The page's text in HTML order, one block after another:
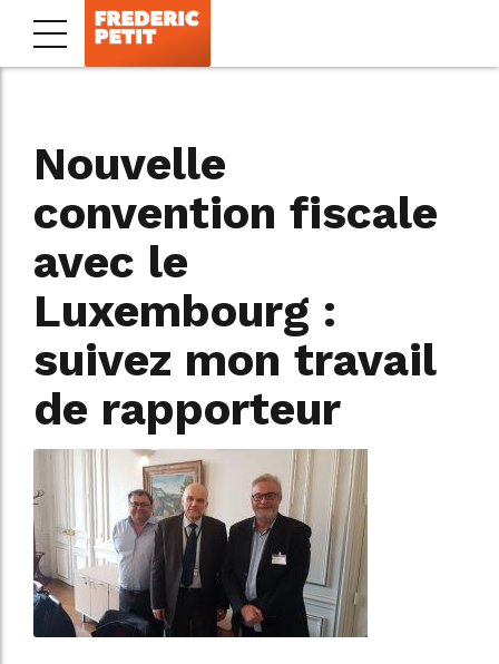
Nouvelle
convention fiscale
avec le
Luxembourg :
suivez mon travail
de rapporteur